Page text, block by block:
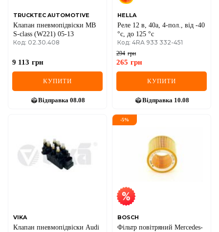
TRUCKTEC AUTOMOTIVE
Клапан пневмопідвіски MB
S-class (W221) 05-13
Код: 02.30.408
9 113 грн
КУПИТИ
Відправка 08.08
HELLA
Реле 12 в, 40a, 4-пол., від -40
°c, до 125 °c
Код: 4RA 933 332-451
294 грн
265 грн
КУПИТИ
Відправка 10.08
VIKA
Клапан пневмопідвіски Audi
-5%
BOSCH
Фільтр повітряний Mercedes-